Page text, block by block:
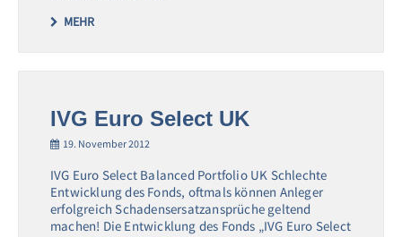
MEHR
IVG Euro Select UK
19. November 2012
IVG Euro Select Balanced Portfolio UK Schlechte
Entwicklung des Fonds, oftmals können Anleger
erfolgreich Schadensersatzansprüche geltend
machen! Die Entwicklung des Fonds „IVG Euro Select